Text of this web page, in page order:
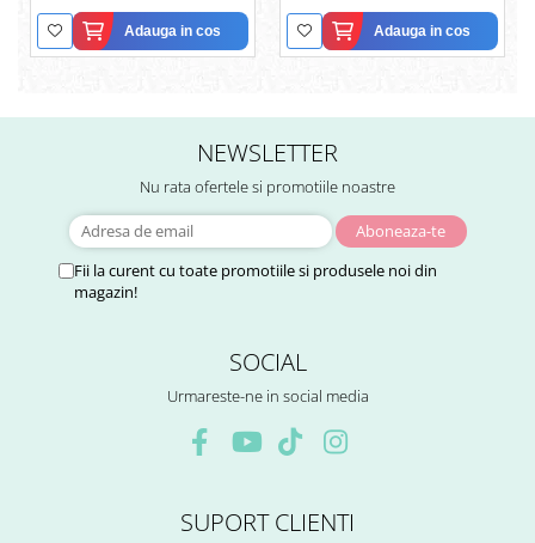
Adauga in cos Adauga in cos
NEWSLETTER
Nu rata ofertele si promotiile noastre
Fii la curent cu toate promotiile si produsele noi din
magazin!
SOCIAL
Urmareste-ne in social media
SUPORT CLIENTI